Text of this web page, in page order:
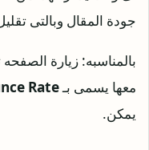
جودة المقال وبالتى
بالمناسبه: زيارة
معها يسمى بـRate
يمكن.